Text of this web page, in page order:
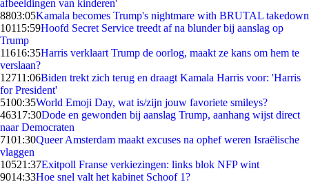
afbeeldingen van kinderen'
8803:05Kamala becomes Trump's nightmare with BRUTAL takedown
10115:59Hoofd Secret Service treedt af na blunder bij aanslag op
Trump
11616:35Harris verklaart Trump de oorlog, maakt ze kans om hem te
verslaan?
12711:06Biden trekt zich terug en draagt Kamala Harris voor: 'Harris
for President'
5100:35World Emoji Day, wat is/zijn jouw favoriete smileys?
46317:30Dode en gewonden bij aanslag Trump, aanhang wijst direct
naar Democraten
7101:30Queer Amsterdam maakt excuses na ophef weren Israëlische
vlaggen
10521:37Exitpoll Franse verkiezingen: links blok NFP wint
9014:33Hoe snel valt het kabinet Schoof 1?